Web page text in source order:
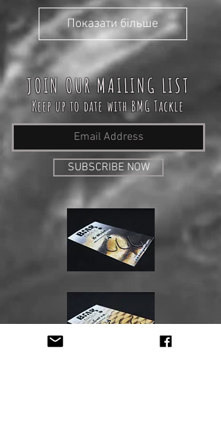
Показати більше
JOIN OUR MAILING LIST
Keep up to date with BMG Tackle
SUBSCRIBE NOW